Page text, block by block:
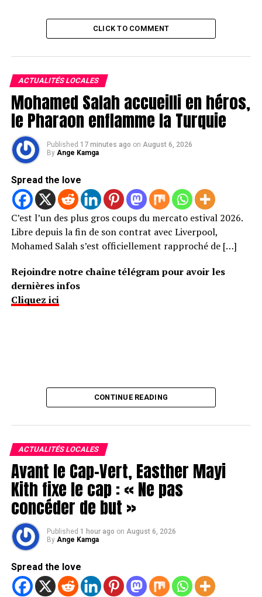
CLICK TO COMMENT
ACTUALITÉS LOCALES
Mohamed Salah accueilli en héros,
le Pharaon enflamme la Turquie
Published 17 minutes ago on August 6, 2026
By Ange Kamga
Spread the love
C’est l’un des plus gros coups du mercato estival 2026.
Libre depuis la fin de son contrat avec Liverpool,
Mohamed Salah s’est officiellement rapproché de […]
Rejoindre notre chaîne télégram pour avoir les
dernières infos
Cliquez ici
CONTINUE READING
ACTUALITÉS LOCALES
Avant le Cap-Vert, Easther Mayi
Kith fixe le cap : « Ne pas
concéder de but »
Published 1 hour ago on August 6, 2026
By Ange Kamga
Spread the love